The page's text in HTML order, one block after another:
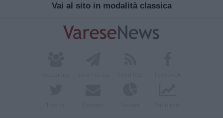
Vai al sito in modalità classica